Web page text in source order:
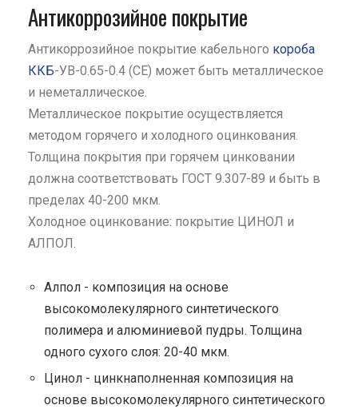
Антикоррозийное покрытие
Антикоррозийное покрытие кабельного короба
ККБ-УВ-0.65-0.4 (СЕ) может быть металлическое
и неметаллическое.
Металлическое покрытие осуществляется
методом горячего и холодного оцинкования.
Толщина покрытия при горячем цинковании
должна соответствовать ГОСТ 9.307-89 и быть в
пределах 40-200 мкм.
Холодное оцинкование: покрытие ЦИНОЛ и
АЛПОЛ.
Алпол - композиция на основе
высокомолекулярного синтетического
полимера и алюминиевой пудры. Толщина
одного сухого слоя: 20-40 мкм.
Цинол - цинкнаполненная композиция на
основе высокомолекулярного синтетического